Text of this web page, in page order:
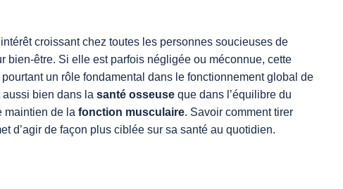
croissant chez toutes les personnes soucieuses de
bien-être. Si elle est parfois négligée ou méconnue, cette
pourtant un rôle fondamental dans le fonctionnement global de
aussi bien dans lasanté osseuse que dans l’équilibre du
maintien de lafonction musculaire. Savoir comment tirer
d’agir de façon plus ciblée sur sa santé au quotidien.